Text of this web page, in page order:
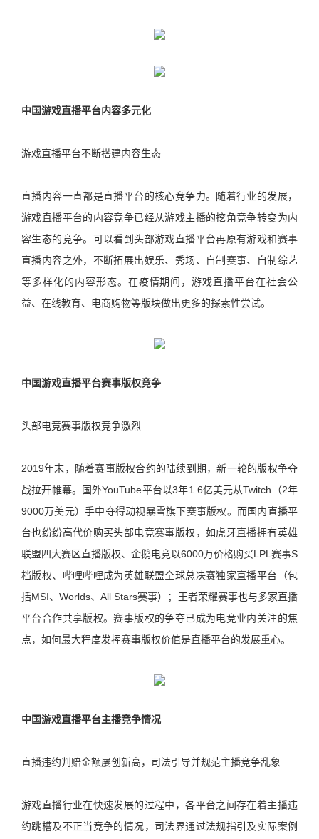
中国游戏直播平台内容多元化
游戏直播平台不断搭建内容生态
直播内容一直都是直播平台的核心竞争力。随着行业的发展，
游戏直播平台的内容竞争已经从游戏主播的挖角竞争转变为内
容生态的竞争。可以看到头部游戏直播平台再原有游戏和赛事
直播内容之外，不断拓展出娱乐、秀场、自制赛事、自制综艺
等多样化的内容形态。在疫情期间，游戏直播平台在社会公
益、在线教育、电商购物等版块做出更多的探索性尝试。
中国游戏直播平台赛事版权竞争
头部电竞赛事版权竞争激烈
2019年末，随着赛事版权合约的陆续到期，新一轮的版权争夺
战拉开帷幕。国外YouTube平台以3年1.6亿美元从Twitch（2年
9000万美元）手中夺得动视暴雪旗下赛事版权。而国内直播平
台也纷纷高代价购买头部电竞赛事版权，如虎牙直播拥有英雄
联盟四大赛区直播版权、企鹅电竞以6000万价格购买LPL赛事S
档版权、哔哩哔哩成为英雄联盟全球总决赛独家直播平台（包
括MSI、Worlds、All Stars赛事）；王者荣耀赛事也与多家直播
平台合作共享版权。赛事版权的争夺已成为电竞业内关注的焦
点，如何最大程度发挥赛事版权价值是直播平台的发展重心。
中国游戏直播平台主播竞争情况
直播违约判赔金额屡创新高，司法引导并规范主播竞争乱象
游戏直播行业在快速发展的过程中，各平台之间存在着主播违
约跳槽及不正当竞争的情况，司法界通过法规指引及实际案例